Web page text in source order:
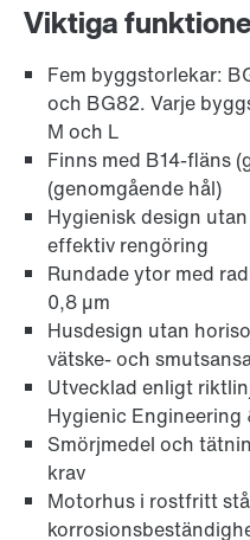
Läs mer om våra
Till
KB)
Viktiga
Fem byggstorlekar:
och BG82. Varje
M och L
Finns med B14-fläns
(genomgående hål)
Hygienisk design
effektiv rengöring
Rundade ytor med
0,8 µm
Husdesign utan
vätske- och
Utvecklad enligt
Hygienic Engineering
Smörjmedel och
krav
Motorhus i rostfritt